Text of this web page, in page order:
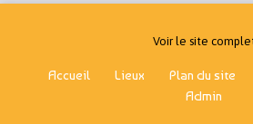
Voir le site
Accueil Lieux Plan du site
Admin